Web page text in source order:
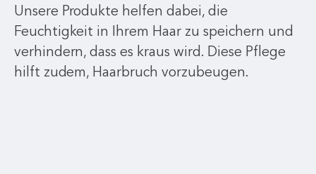
Unsere Produkte helfen dabei, die
Feuchtigkeit in Ihrem Haar zu speichern und
verhindern, dass es kraus wird. Diese Pflege
hilft zudem, Haarbruch vorzubeugen.